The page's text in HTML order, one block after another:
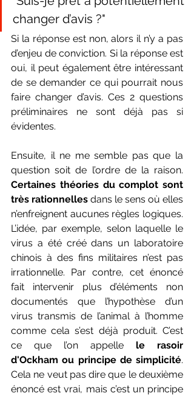
changer d’avis ?"
Si la réponse est non, alors il n’y a pas
d’enjeu de conviction. Si la réponse est
oui, il peut également être intéressant
de se demander ce qui pourrait nous
faire changer d’avis. Ces 2 questions
préliminaires ne sont déjà pas si
évidentes.
Ensuite, il ne me semble pas que la
Certaines théories du complot sont
très rationnelles dans le sens où elles
n’enfreignent aucunes règles logiques.
L’idée, par exemple, selon laquelle le
virus a été créé dans un laboratoire
chinois à des fins militaires n’est pas
irrationnelle. Par contre, cet énoncé
fait intervenir plus d’éléments non
documentés que l’hypothèse d’un
virus transmis de l’animal à l’homme
comme cela s’est déjà produit. C’est
ce que l’on appelle le rasoir
d'Ockham ou principe de simplicité.
Cela ne veut pas dire que le deuxième
énoncé est vrai, mais c’est un principe